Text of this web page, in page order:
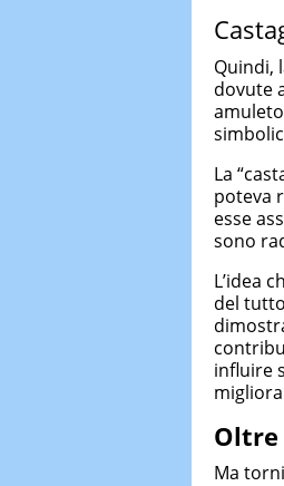
Quindi,
dovute
La
poteva
esse
sono
L’idea
del
influire
Oltre
Ma